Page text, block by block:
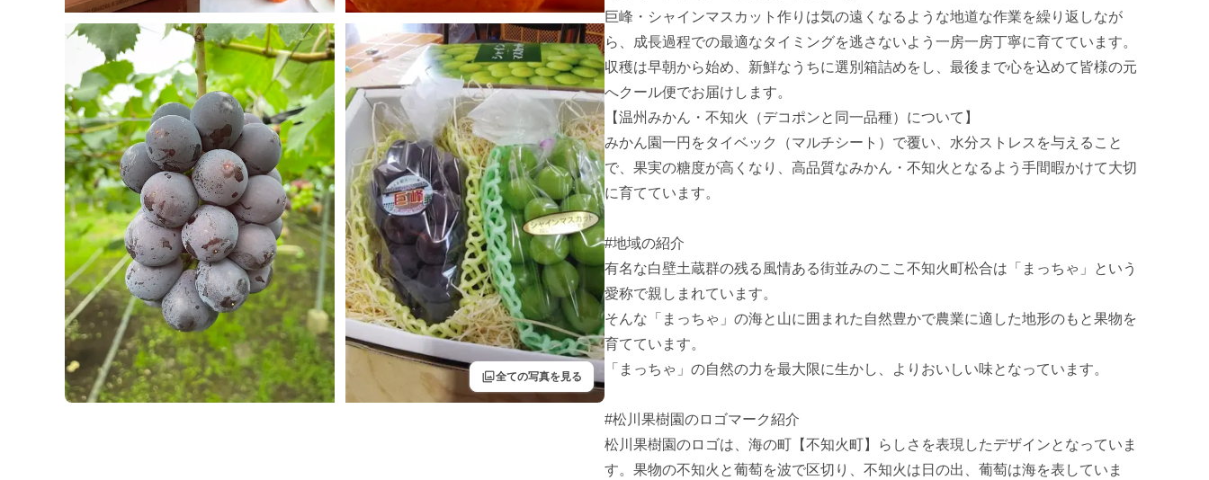
filter全ての写真を見る
巨峰・シャインマスカット作りは気の遠くなるような地道な作業を繰り返しなが
ら、成長過程での最適なタイミングを逃さないよう一房一房丁寧に育てています。
収穫は早朝から始め、新鮮なうちに選別箱詰めをし、最後まで心を込めて皆様の元
へクール便でお届けします。
【温州みかん・不知火（デコポンと同一品種）について】
みかん園一円をタイベック（マルチシート）で覆い、水分ストレスを与えること
で、果実の糖度が高くなり、高品質なみかん・不知火となるよう手間暇かけて大切
に育てています。
#地域の紹介
有名な白壁土蔵群の残る風情ある街並みのここ不知火町松合は「まっちゃ」という
愛称で親しまれています。
そんな「まっちゃ」の海と山に囲まれた自然豊かで農業に適した地形のもと果物を
育てています。
「まっちゃ」の自然の力を最大限に生かし、よりおいしい味となっています。
#松川果樹園のロゴマーク紹介
松川果樹園のロゴは、海の町【不知火町】らしさを表現したデザインとなっていま
す。果物の不知火と葡萄を波で区切り、不知火は日の出、葡萄は海を表していま